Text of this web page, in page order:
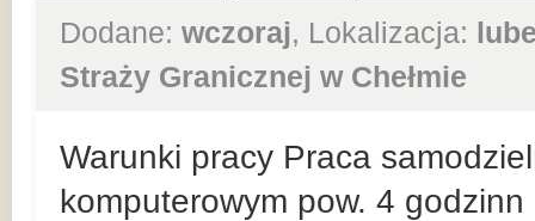
Dodane: wczoraj, Lokalizacja:
Straży Granicznej w Chełmie
Warunki pracy Praca
komputerowym pow. 4